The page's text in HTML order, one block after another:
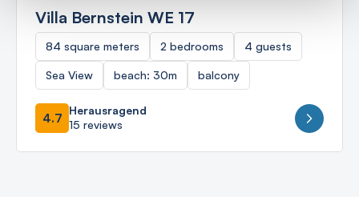
Villa Bernstein WE 17
84 square meters 2 bedrooms 4 guests
Sea View beach: 30m balcony
4.7
Herausragend
15 reviews